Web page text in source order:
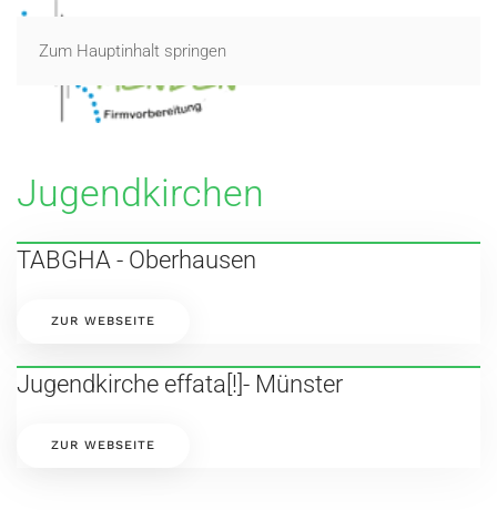
Zum Hauptinhalt springen
Jugendkirchen
TABGHA - Oberhausen
ZUR WEBSEITE
Jugendkirche effata[!]- Münster
ZUR WEBSEITE